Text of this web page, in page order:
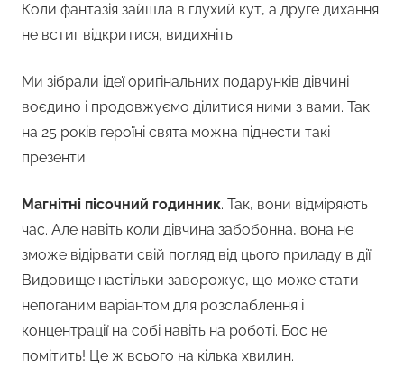
Коли фантазія зайшла в глухий кут, а друге дихання
не встиг відкритися, видихніть.
Ми зібрали ідеї оригінальних подарунків дівчині
воєдино і продовжуємо ділитися ними з вами. Так
на 25 років героїні свята можна піднести такі
презенти:
Магнітні пісочний годинник. Так, вони відміряють
час. Але навіть коли дівчина забобонна, вона не
зможе відірвати свій погляд від цього приладу в дії.
Видовище настільки заворожує, що може стати
непоганим варіантом для розслаблення і
концентрації на собі навіть на роботі. Бос не
помітить! Це ж всього на кілька хвилин.